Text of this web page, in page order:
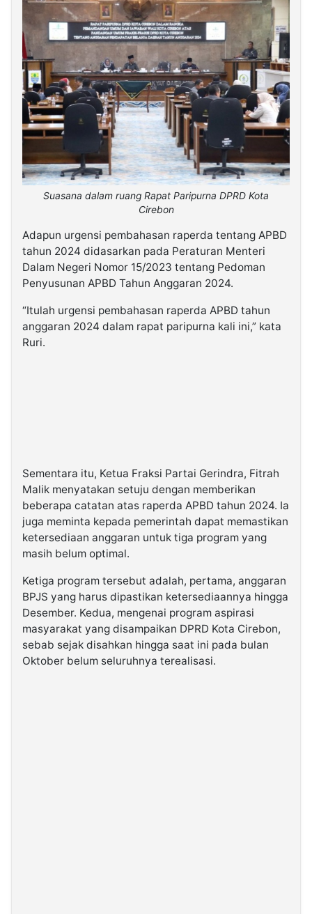
Suasana dalam ruang Rapat Paripurna DPRD Kota
Cirebon
Adapun urgensi pembahasan raperda tentang APBD
tahun 2024 didasarkan pada Peraturan Menteri
Dalam Negeri Nomor 15/2023 tentang Pedoman
Penyusunan APBD Tahun Anggaran 2024.
“Itulah urgensi pembahasan raperda APBD tahun
anggaran 2024 dalam rapat paripurna kali ini,” kata
Ruri.
Sementara itu, Ketua Fraksi Partai Gerindra, Fitrah
Malik menyatakan setuju dengan memberikan
beberapa catatan atas raperda APBD tahun 2024. Ia
juga meminta kepada pemerintah dapat memastikan
ketersediaan anggaran untuk tiga program yang
masih belum optimal.
Ketiga program tersebut adalah, pertama, anggaran
BPJS yang harus dipastikan ketersediaannya hingga
Desember. Kedua, mengenai program aspirasi
masyarakat yang disampaikan DPRD Kota Cirebon,
sebab sejak disahkan hingga saat ini pada bulan
Oktober belum seluruhnya terealisasi.